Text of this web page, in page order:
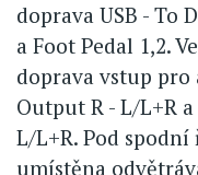
doprava USB - To
a Foot Pedal 1,2.
doprava vstup pro
Output R - L/L+R
L/L+R. Pod spodní
umístěna